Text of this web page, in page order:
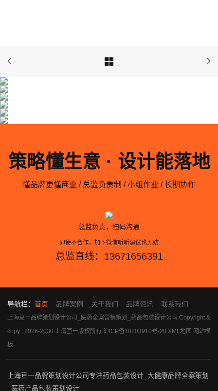
  
策略懂生意 · 设计能落地
懂品牌更懂商业 / 总监负责制 / 小组作业 / 长期协作
总监负责，扫码沟通
即使不合作，加下微信听听建议也无妨
总监直线：13671656391
导航栏： 首页 品牌案例 关于我们 品牌资讯 联系我们
上海亘一品牌策划设计公司_医药全案营销策划_药品包装设计公司 Copyright &
copy ; 2026-2030 上海亘一版权所有 沪ICP备10203910号-20 XML地图 网站模
板
上海亘一品牌策划设计公司专注药品包装设计_大健康品牌全案策划
_医药产品包装策划设计